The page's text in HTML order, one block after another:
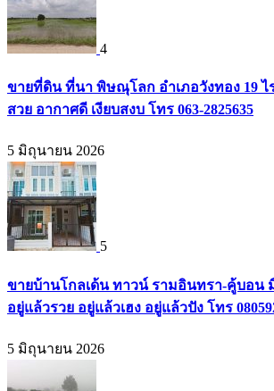
4
ขายที่ดิน ที่นา พิษณุโลก อำเภอวังทอง 19 ไ
สวย อากาศดี เงียบสงบ โทร 063-2825635
5 มิถุนายน 2026
5
ขายบ้านโกลเด้น ทาวน์ รามอินทรา-คู้บอน
อยู่แล้วรวย อยู่แล้วเฮง อยู่แล้วปัง โทร
5 มิถุนายน 2026